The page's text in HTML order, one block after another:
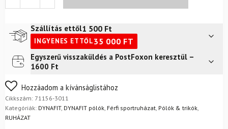
Longsleeve
M
Blueberry
mennyiség
Szállítás ettől1 500 Ft
INGYENES ETTŐL35 000 FT
Futár a címre2 400
FoxPost
Egyszerű visszaküldés a PostFoxon keresztül –
1600 Ft
Nem biztos a választásában? Semmi gond – a terméket
egyszerűen visszaküldheti 14 napon belül, indoklás nélkül.
Mik a visszaküldés feltételei?
Hozzáadom a kívánságlistához
Cikkszám: 71156-3011
Kategóriák: DYNAFIT, DYNAFIT pólók Férfi sportruházat Pólók & trikók
RUHÁZAT